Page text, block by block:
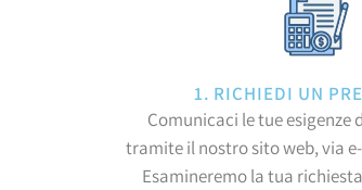
1. RICHIEDI UN
Comunicaci le tue
tramite il nostro sito web, via
Esamineremo la tua